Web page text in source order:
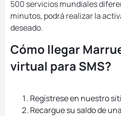
500 servicios mundiales
minutos, podrá realizar la
deseado.
Cómo llegar
virtual para SMS?
Regístrese en nuestro
Recargue su saldo de